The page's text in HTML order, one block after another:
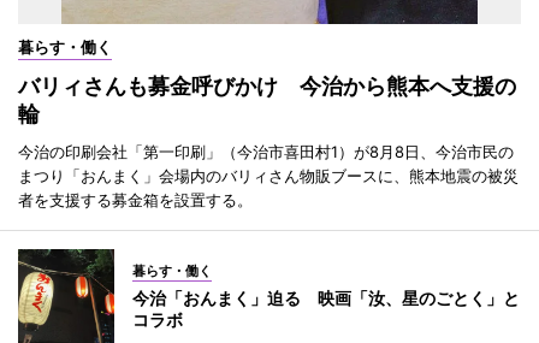
暮らす・働く
バリィさんも募金呼びかけ 今治から熊本へ支援の
輪
今治の印刷会社「第一印刷」（今治市喜田村1）が8月8日、今治市民の
まつり「おんまく」会場内のバリィさん物販ブースに、熊本地震の被災
者を支援する募金箱を設置する。
暮らす・働く
今治「おんまく」迫る 映画「汝、星のごとく」と
コラボ